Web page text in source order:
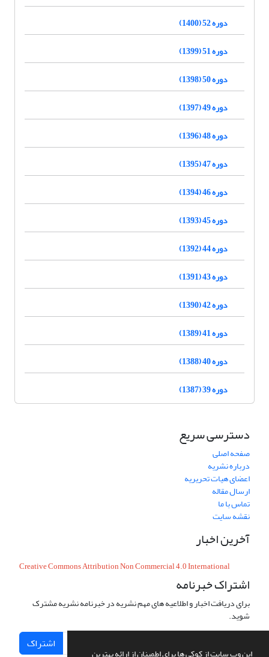
این وب سایت از کوکی ها برای اطمینان از ارائه بهترین
دوره 52 (1400)
دوره 51 (1399)
دوره 50 (1398)
دوره 49 (1397)
دوره 48 (1396)
دوره 47 (1395)
دوره 46 (1394)
دوره 45 (1393)
دوره 44 (1392)
دوره 43 (1391)
دوره 42 (1390)
دوره 41 (1389)
دوره 40 (1388)
دوره 39 (1387)
دسترسی سریع
صفحه اصلی
درباره نشریه
اعضای هیات تحریریه
ارسال مقاله
تماس با ما
نقشه سایت
آخرین اخبار
Creative Commons Attribution Non Commercial 4.0 International
اشتراک خبرنامه
برای دریافت اخبار و اطلاعیه های مهم نشریه در خبرنامه نشریه مشترک
شوید.
اشتراک